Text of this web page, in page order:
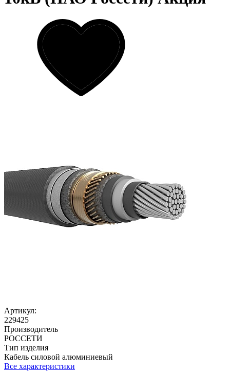
Артикул:
229425
Производитель
РОССЕТИ
Тип изделия
Кабель силовой алюминиевый
Все характеристики